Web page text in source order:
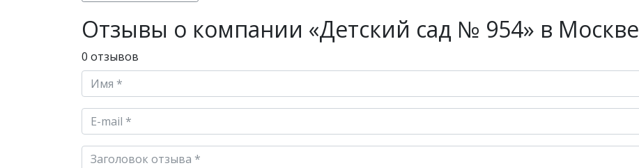
Отзывы о компании «Детский сад № 954» в Москве
0 отзывов